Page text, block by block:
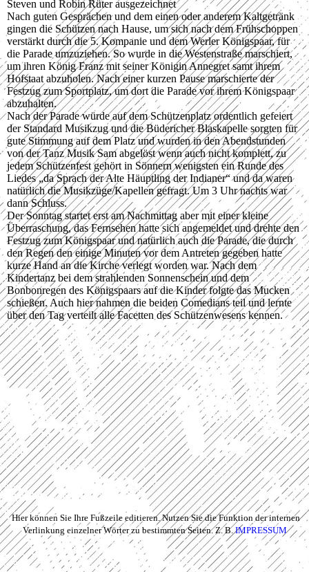
Steven und Robin Rüter ausgezeichnet
Nach guten Gesprächen und dem einen oder anderem Kaltgetränk
gingen die Schützen nach Hause, um sich nach dem Frühschoppen
verstärkt durch die 5. Kompanie und dem Werler Königspaar, für
die Parade umzuziehen. So wurde in die Westenstraße marschiert,
um ihren König Franz mit seiner Königin Annegret samt ihrem
Hofstaat abzuholen. Nach einer kurzen Pause marschierte der
Festzug zum Sportplatz, um dort die Parade vor ihrem Königspaar
abzuhalten.
Nach der Parade würde auf dem Schützenplatz ordentlich gefeiert
der Standard Musikzug und die Büdericher Blaskapelle sorgten für
gute Stimmung auf dem Platz und wurden in den Abendstunden
von der Tanz Musik Sam abgelöst wenn auch nicht komplett, zu
jedem Schützenfest gehört in Sönnern wenigsten ein Runde des
Liedes „da Sprach der Alte Häuptling der Indianer“ und da waren
natürlich die Musikzüge/Kapellen gefragt. Um 3 Uhr nachts war
dann Schluss.
Der Sonntag startet erst am Nachmittag aber mit einer kleine
Überraschung, das Fernsehen hatte sich angemeldet und drehte den
Festzug zum Königspaar und natürlich auch die Parade, die durch
den Regen den einige Minuten vor dem Antreten gegeben hatte
kurze Hand an die Kirche verlegt worden war. Nach dem
Kindertanz bei dem strahlenden Sonnenschein und dem
Bonbonregen des Königspaars auf die Kinder folgte das Mucken
schießen. Auch hier nahmen die beiden Comedians teil und lernte
über den Tag verteilt alle Facetten des Schützenwesens kennen.
Hier können Sie Ihre Fußzeile editieren. Nutzen Sie die Funktion der internen
Verlinkung einzelner Wörter zu bestimmten Seiten. Z. B.IMPRESSUM